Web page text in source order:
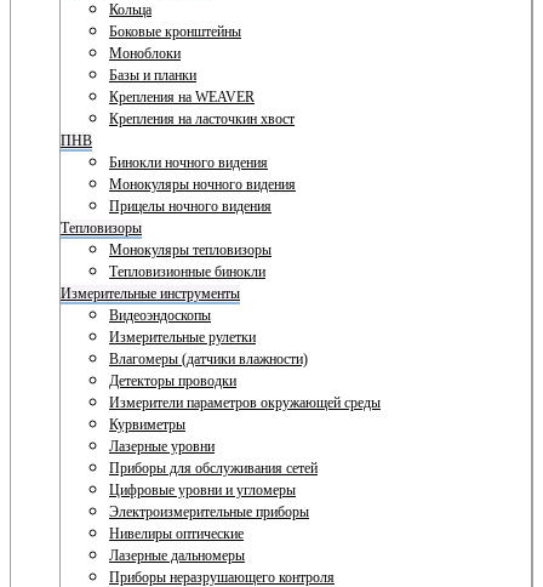
Кольца
Боковые кронштейны
Моноблоки
Базы и планки
Крепления на WEAVER
Крепления на ласточкин хвост
ПНВ
Бинокли ночного видения
Монокуляры ночного видения
Прицелы ночного видения
Тепловизоры
Монокуляры тепловизоры
Тепловизионные бинокли
Измерительные инструменты
Видеоэндоскопы
Измерительные рулетки
Влагомеры (датчики влажности)
Детекторы проводки
Измерители параметров окружающей среды
Курвиметры
Лазерные уровни
Приборы для обслуживания сетей
Цифровые уровни и угломеры
Электроизмерительные приборы
Нивелиры оптические
Лазерные дальномеры
Приборы неразрушающего контроля